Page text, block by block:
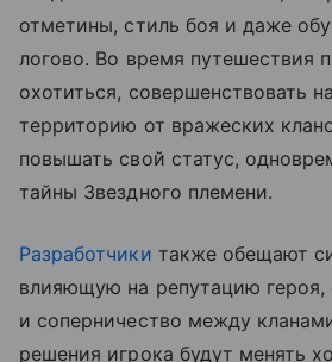
отметины, стиль боя и даже
логово. Во время путешествия
охотиться, совершенствовать
территорию от вражеских
повышать свой статус,
тайны Звездного племени.
Разработчики также обещают
влияющую на репутацию
и соперничество между
решения игрока будут менять